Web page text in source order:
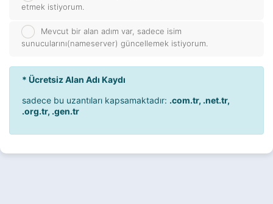
etmek istiyorum.
Mevcut bir alan adım var, sadece isim
sunucularını(nameserver) güncellemek istiyorum.
* Ücretsiz Alan Adı Kaydı
sadece bu uzantıları kapsamaktadır: .com.tr, .net.tr,
.org.tr, .gen.tr